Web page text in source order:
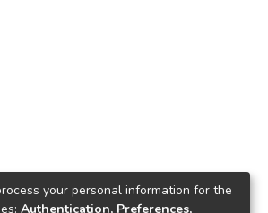
your personal information for the
Authentication, Preferences,